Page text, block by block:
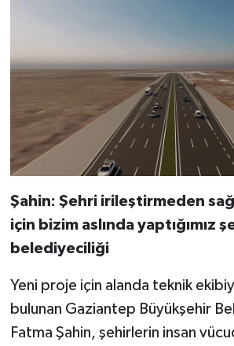
Şahin: Şehri irileştirmeden
için bizim aslında yaptığımız
belediyeciliği
Yeni proje için alanda teknik
bulunan Gaziantep Büyükşehir
Fatma Şahin, şehirlerin insan